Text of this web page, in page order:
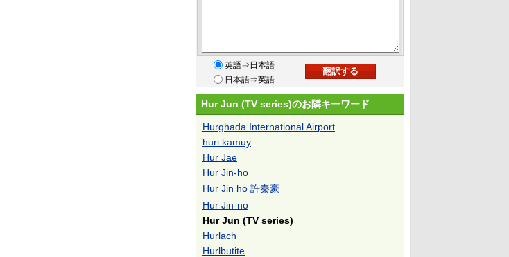
英語⇒日本語
日本語⇒英語
Hur Jun (TV series)のお隣キーワード
Hurghada International Airport
huri kamuy
Hur Jae
Hur Jin-ho
Hur Jin ho 許秦豪
Hur Jin-no
Hur Jun (TV series)
Hurlach
Hurlbutite